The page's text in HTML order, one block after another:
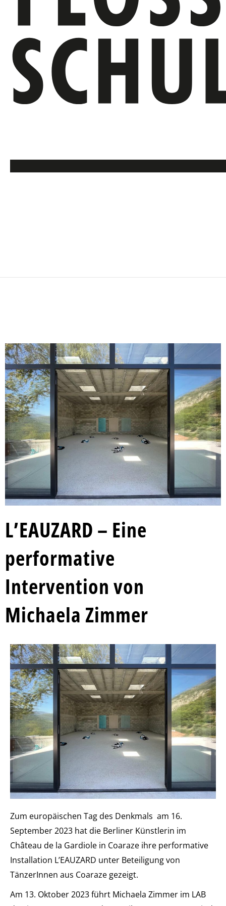
L’EAUZARD – Eine
performative
Intervention von
Michaela Zimmer
Zum europäischen Tag des Denkmals am 16.
September 2023 hat die Berliner Künstlerin im
Château de la Gardiole in Coaraze ihre performative
Installation L’EAUZARD unter Beteiligung von
TänzerInnen aus Coaraze gezeigt.
Am 13. Oktober 2023 führt Michaela Zimmer im LAB